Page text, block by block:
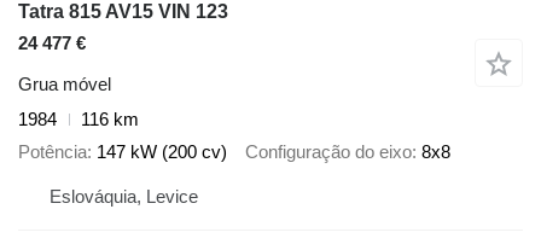
Tatra 815 AV15 VIN 123
24 477 €
Grua móvel
1984
116 km
Potência 147 kW (200 cv) Configuração do eixo 8x8
Eslováquia, Levice